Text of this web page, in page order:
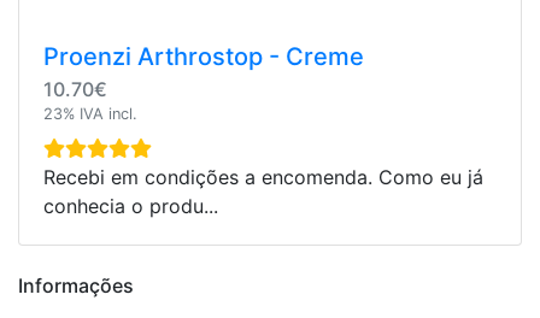
Proenzi Arthrostop - Creme
10.70€
23% IVA incl.
Recebi em condições a encomenda. Como eu já
conhecia o produ...
Informações